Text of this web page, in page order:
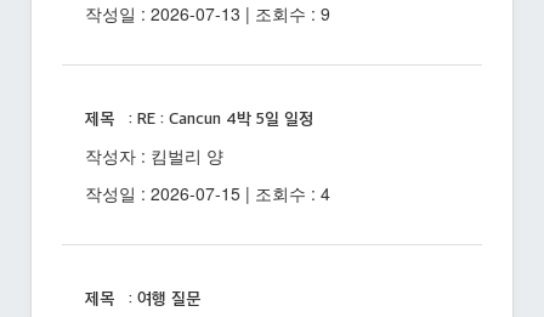
작성일 : 2026-07-13 | 조회수 : 9
제목 : RE : Cancun 4박 5일 일정
작성자 : 킴벌리 양
작성일 : 2026-07-15 | 조회수 : 4
제목 : 여행 질문